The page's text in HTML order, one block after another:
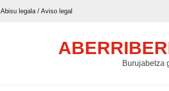
Abisu legala / Aviso legal
Burujabetza